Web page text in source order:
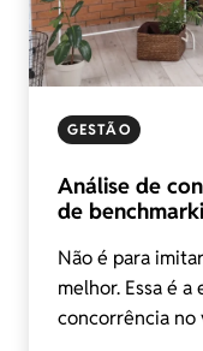
GESTÃO
Análise de
de
Não é para
melhor. Essa é
concorrência no